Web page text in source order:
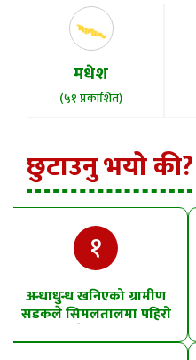
मधेश
(५१ प्रकाशित)
छुटाउनु भयो की?
१
अन्धाधुन्ध खनिएको ग्रामीण
सडकले सिमलतालमा पहिरो